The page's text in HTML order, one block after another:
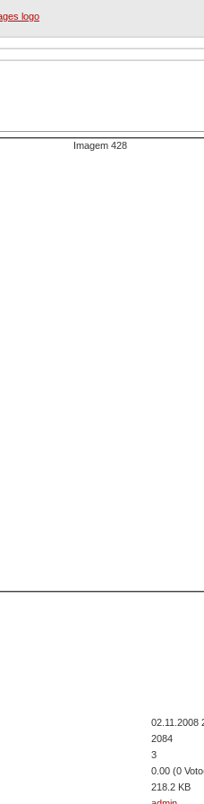
02.11.2008
2084
3
0.00 (0
218.2 KB